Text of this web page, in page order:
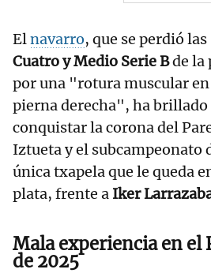
Elnavarro, que se perdió
Cuatro y Medio Serie Bde la
por una "rotura muscular en
pierna derecha", ha
conquistar la corona del
Iztueta y el subcampeonato
única txapela que le queda
plata, frente a Iker
Mala experiencia en el
de 2025